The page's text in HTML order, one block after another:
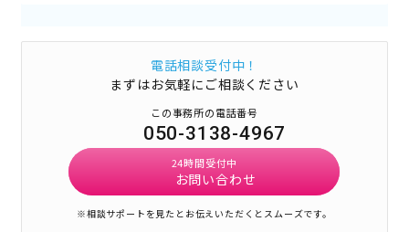
電話相談受付中！
まずはお気軽にご相談ください
この事務所の電話番号
050-3138-4967
24時間受付中
お問い合わせ
※相談サポートを見たとお伝えいただくとスムーズです。